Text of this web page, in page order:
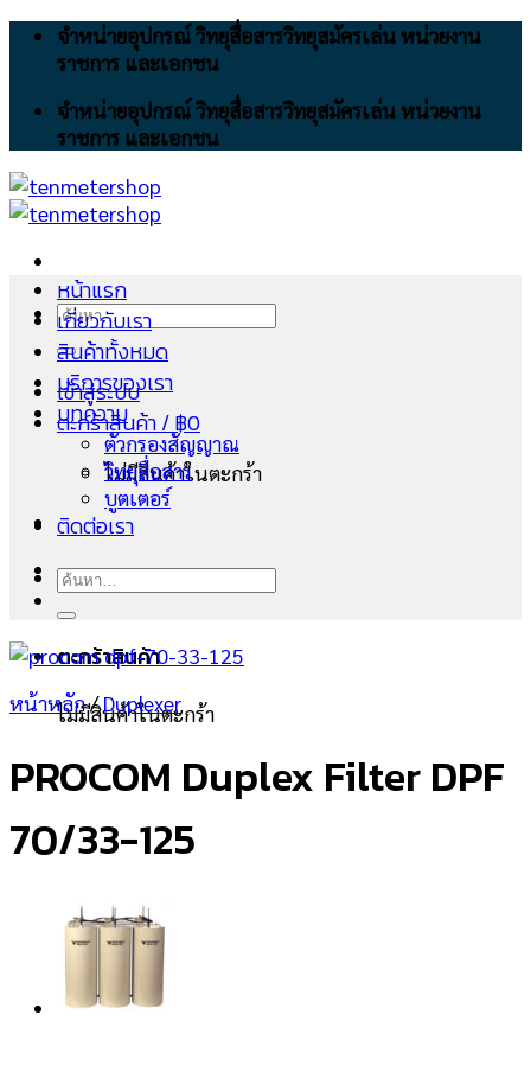
Skip
จำหน่ายอุปกรณ์ วิทยุสื่อสารวิทยุสมัครเล่น หน่วยงาน
ราชการ และเอกชน
จำหน่ายอุปกรณ์ วิทยุสื่อสารวิทยุสมัครเล่น หน่วยงาน
ราชการ และเอกชน
ค้นหา:
เข้าสู่ระบบ
ตะกร้าสินค้า /฿0
ไม่มีสินค้าในตะกร้า
ตะกร้าสินค้า
ไม่มีสินค้าในตะกร้า
หน้าแรก
เกี่ยวกับเรา
สินค้าทั้งหมด
บริการของเรา
บทความ
ตัวกรองสัญญาณ
วิทยุสื่อสาร
บูตเตอร์
ติดต่อเรา
ค้นหา:
หน้าหลัก/ Duplexer
PROCOM Duplex Filter DPF
70/33-125